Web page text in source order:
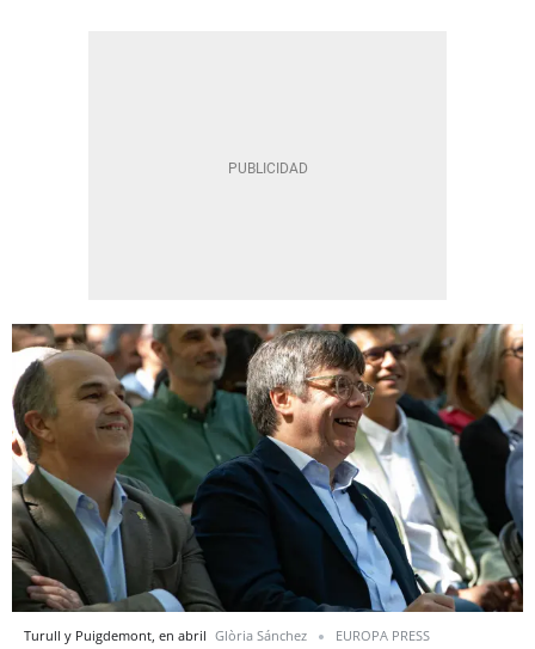
Turull y Puigdemont, en abril Glòria Sánchez EUROPA PRESS